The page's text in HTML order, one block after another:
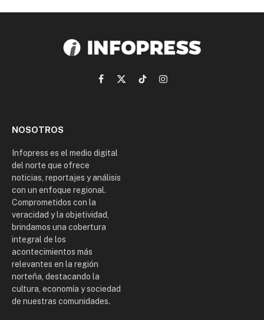
Facebook
X
TikTokInstagram
NOSOTROS
Infopress es el medio digital
del norte que ofrece
noticias, reportajes y análisis
con un enfoque regional.
Comprometidos con la
veracidad y la objetividad,
brindamos una cobertura
integral de los
acontecimientos más
relevantes en la región
norteña, destacando la
cultura, economía y sociedad
de nuestras comunidades.